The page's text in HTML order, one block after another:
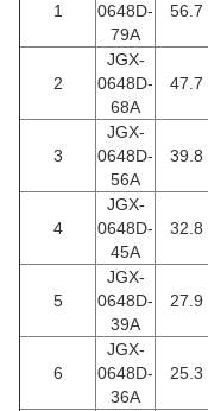
1
0648D-
79A
56.7
2
JGX-
0648D-
68A
47.7
3
JGX-
0648D-
56A
39.8
4
JGX-
0648D-
45A
32.8
5
JGX-
0648D-
39Α
27.9
6
JGX-
0648D-
36A
25.3